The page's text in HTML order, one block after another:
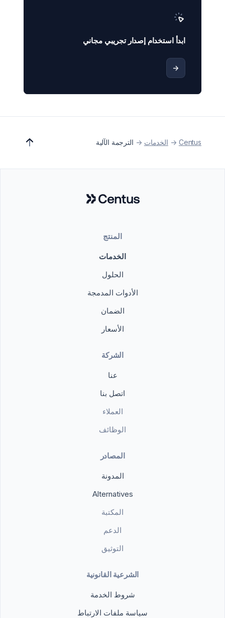
ابدأ استخدام إصدار تجريبي مجاني
->
Centus
-> الخدمات -> الترجمة الآلية
المنتج
الخدمات
الحلول
الأدوات المدمجة
الضمان
الأسعار
الشركة
عنا
اتصل بنا
العملاء
الوظائف
المصادر
المدونة
Alternatives
المكتبة
الدعم
التوثيق
الشرعية القانونية
شروط الخدمة
سياسة ملفات الارتباط